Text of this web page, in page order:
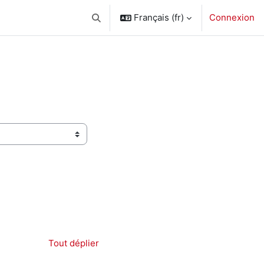
Activer/désactiver la saisie de recherche
Français ‎(fr)‎ Connexion
Tout déplier